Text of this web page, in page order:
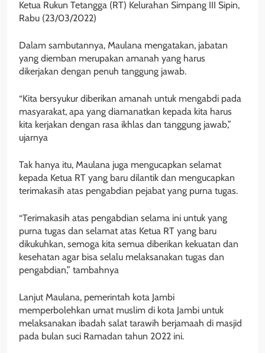
Ketua Rukun Tetangga (RT) Kelurahan Simpang III Sipin,
Rabu (23/03/2022)
Dalam sambutannya, Maulana mengatakan, jabatan
yang diemban merupakan amanah yang harus
dikerjakan dengan penuh tanggung jawab.
“Kita bersyukur diberikan amanah untuk mengabdi pada
masyarakat, apa yang diamanatkan kepada kita harus
kita kerjakan dengan rasa ikhlas dan tanggung jawab,”
ujarnya
Tak hanya itu, Maulana juga mengucapkan selamat
kepada Ketua RT yang baru dilantik dan mengucapkan
terimakasih atas pengabdian pejabat yang purna tugas.
“Terimakasih atas pengabdian selama ini untuk yang
purna tugas dan selamat atas Ketua RT yang baru
dikukuhkan, semoga kita semua diberikan kekuatan dan
kesehatan agar bisa selalu melaksanakan tugas dan
pengabdian,” tambahnya
Lanjut Maulana, pemerintah kota Jambi
memperbolehkan umat muslim di kota Jambi untuk
melaksanakan ibadah salat tarawih berjamaah di masjid
pada bulan suci Ramadan tahun 2022 ini.